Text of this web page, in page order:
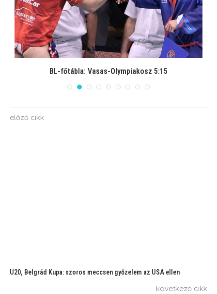
BL-főtábla: Vasas-Olympiakosz 5:15
előző cikk
U20, Belgrád Kupa: szoros meccsen győzelem az USA ellen
következő cikk